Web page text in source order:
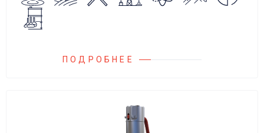
суспензий и пропуска их в прямом
направлении.
ПОДРОБНЕЕ